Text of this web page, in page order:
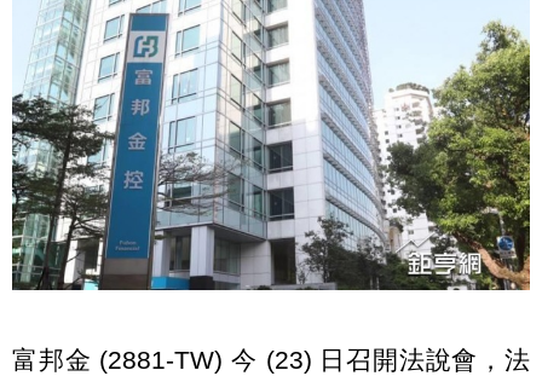
富邦金 (2881-TW) 今 (23) 日召開法說會，法